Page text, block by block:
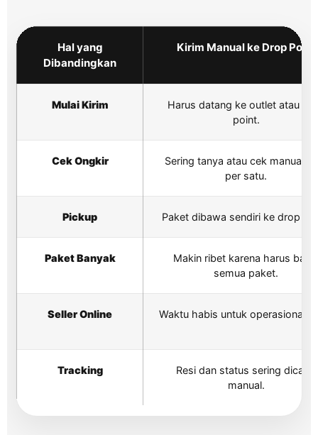
Hal yang
Dibandingkan
Kirim Manual ke Drop Point
Mulai Kirim
Harus datang ke outlet atau
point.
Cek Ongkir
Sering tanya atau cek manual
per satu.
Pickup Paket dibawa sendiri ke drop
Paket Banyak
Makin ribet karena harus
semua paket.
Seller Online Waktu habis untuk operasional
Tracking
Resi dan status sering dicatat
manual.